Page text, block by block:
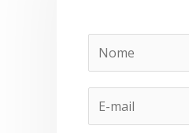
o
m
-